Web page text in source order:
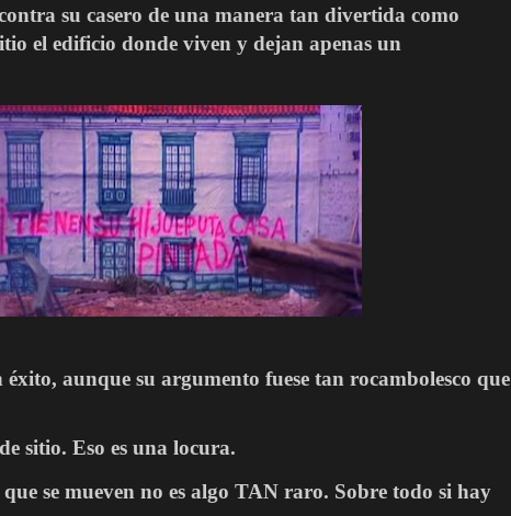
su casero de una manera tan divertida como
el edificio donde viven y dejan apenas un
aunque su argumento fuese tan rocambolesco que
sitio. Eso es una locura.
se mueven no es algo TAN raro. Sobre todo si hay